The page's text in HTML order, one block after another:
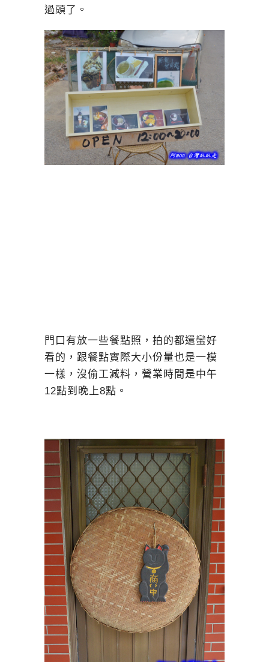
過頭了。
門口有放一些餐點照，拍的都還蠻好
看的，跟餐點實際大小份量也是一模
一樣，沒偷工減料，營業時間是中午
12點到晚上8點。